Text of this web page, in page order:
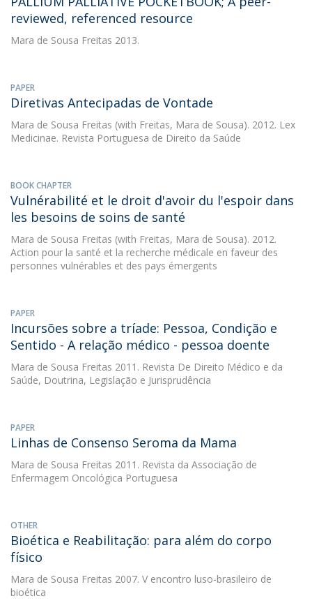
reviewed, referenced resource
Mara de Sousa Freitas 2013.
PAPER
Diretivas Antecipadas de Vontade
Mara de Sousa Freitas (with Freitas, Mara de Sousa). 2012. Lex
Medicinae. Revista Portuguesa de Direito da Saúde
BOOK CHAPTER
Vulnérabilité et le droit d'avoir du l'espoir dans
les besoins de soins de santé
Mara de Sousa Freitas (with Freitas, Mara de Sousa). 2012.
Action pour la santé et la recherche médicale en faveur des
personnes vulnérables et des pays émergents
PAPER
Incursões sobre a tríade: Pessoa, Condição e
Sentido - A relação médico - pessoa doente
Mara de Sousa Freitas 2011. Revista De Direito Médico e da
Saúde, Doutrina, Legislação e Jurisprudência
PAPER
Linhas de Consenso Seroma da Mama
Mara de Sousa Freitas 2011. Revista da Associação de
Enfermagem Oncológica Portuguesa
OTHER
Bioética e Reabilitação: para além do corpo
físico
Mara de Sousa Freitas 2007. V encontro luso-brasileiro de
bioética